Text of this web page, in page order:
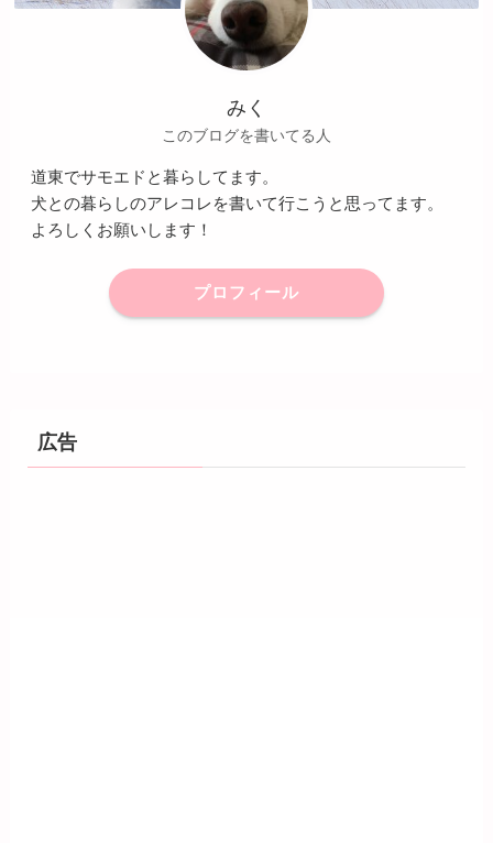
みく
このブログを書いてる人
道東でサモエドと暮らしてます。
犬との暮らしのアレコレを書いて行こうと思ってます。
よろしくお願いします！
プロフィール
広告